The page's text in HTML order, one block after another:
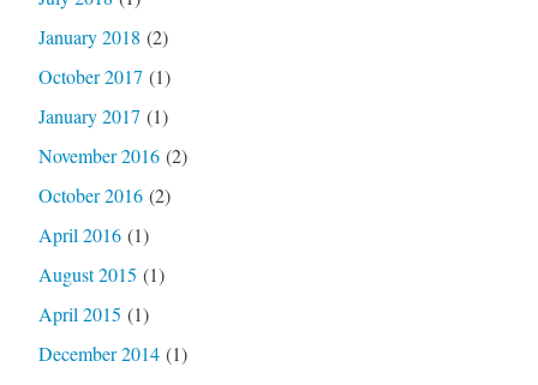
January 2018 (2)
October 2017 (1)
January 2017 (1)
November 2016(2)
October 2016(2)
April 2016(1)
August 2015 (1)
April 2015 (1)
December 2014(1)